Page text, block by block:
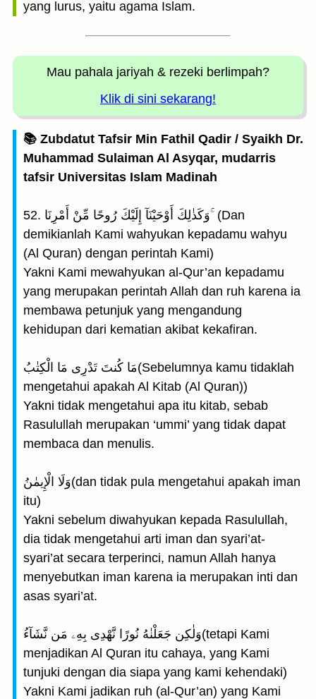
yang lurus, yaitu agama Islam.
Mau pahala jariyah & rezeki berlimpah?
Klik di sini sekarang!
📚 Zubdatut Tafsir Min Fathil Qadir / Syaikh Dr.
Muhammad Sulaiman Al Asyqar, mudarris
tafsir Universitas Islam Madinah
52. وَكَذٰلِكَ أَوْحَيْنَآ إِلَيْكَ رُوحًا مِّنْ أَمْرِنَا ۚ (Dan
demikianlah Kami wahyukan kepadamu wahyu
(Al Quran) dengan perintah Kami)
Yakni Kami mewahyukan al-Qur’an kepadamu
yang merupakan perintah Allah dan ruh karena ia
membawa petunjuk yang mengandung
kehidupan dari kematian akibat kekafiran.
مَا كُنتَ تَدْرِى مَا الْكِتٰبُ(Sebelumnya kamu tidaklah
mengetahui apakah Al Kitab (Al Quran))
Yakni tidak mengetahui apa itu kitab, sebab
Rasulullah merupakan ‘ummi’ yang tidak dapat
membaca dan menulis.
وَلَا الْإِيمٰنُ(dan tidak pula mengetahui apakah iman
itu)
Yakni sebelum diwahyukan kepada Rasulullah,
dia tidak mengetahui arti iman dan syari’at-
syari’at secara terperinci, namun Allah hanya
menyebutkan iman karena ia merupakan inti dan
asas syari’at.
وَلٰكِن جَعَلْنٰهُ نُورًا نَّهْدِى بِهِۦ مَن نَّشَآءُ(tetapi Kami
menjadikan Al Quran itu cahaya, yang Kami
tunjuki dengan dia siapa yang kami kehendaki)
Yakni Kami jadikan ruh (al-Qur’an) yang Kami